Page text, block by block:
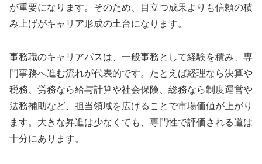
が重要になります。そのため、目立つ成果よりも信頼の積
み上げがキャリア形成の土台になります。
事務職のキャリアパスは、一般事務として経験を積み、専
門事務へ進む流れが代表的です。たとえば経理なら決算や
税務、労務なら給与計算や社会保険、総務なら制度運営や
法務補助など、担当領域を広げることで市場価値が上がり
ます。大きな昇進は少なくても、専門性で評価される道は
十分にあります。